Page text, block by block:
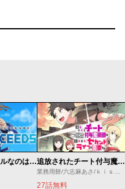
魔法少女リリカルなのは EXCEEDS 追放されたチート付与魔術師は気ままなセカンドライフを謳歌する。 ～俺は武器だけじゃなく、あらゆるものに『強化ポイント』を付与できるし、俺の意思でいつでも効果を解除できるけど、残った人たち大丈夫？～
業務用餅/六志麻あさ/ｋｉｓｕｉ
27話無料